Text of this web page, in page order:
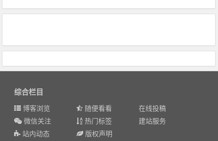
综合栏目
博客浏览 随便看看
在线投稿
微信关注
热门标签
建站服务
站内动态
版权声明